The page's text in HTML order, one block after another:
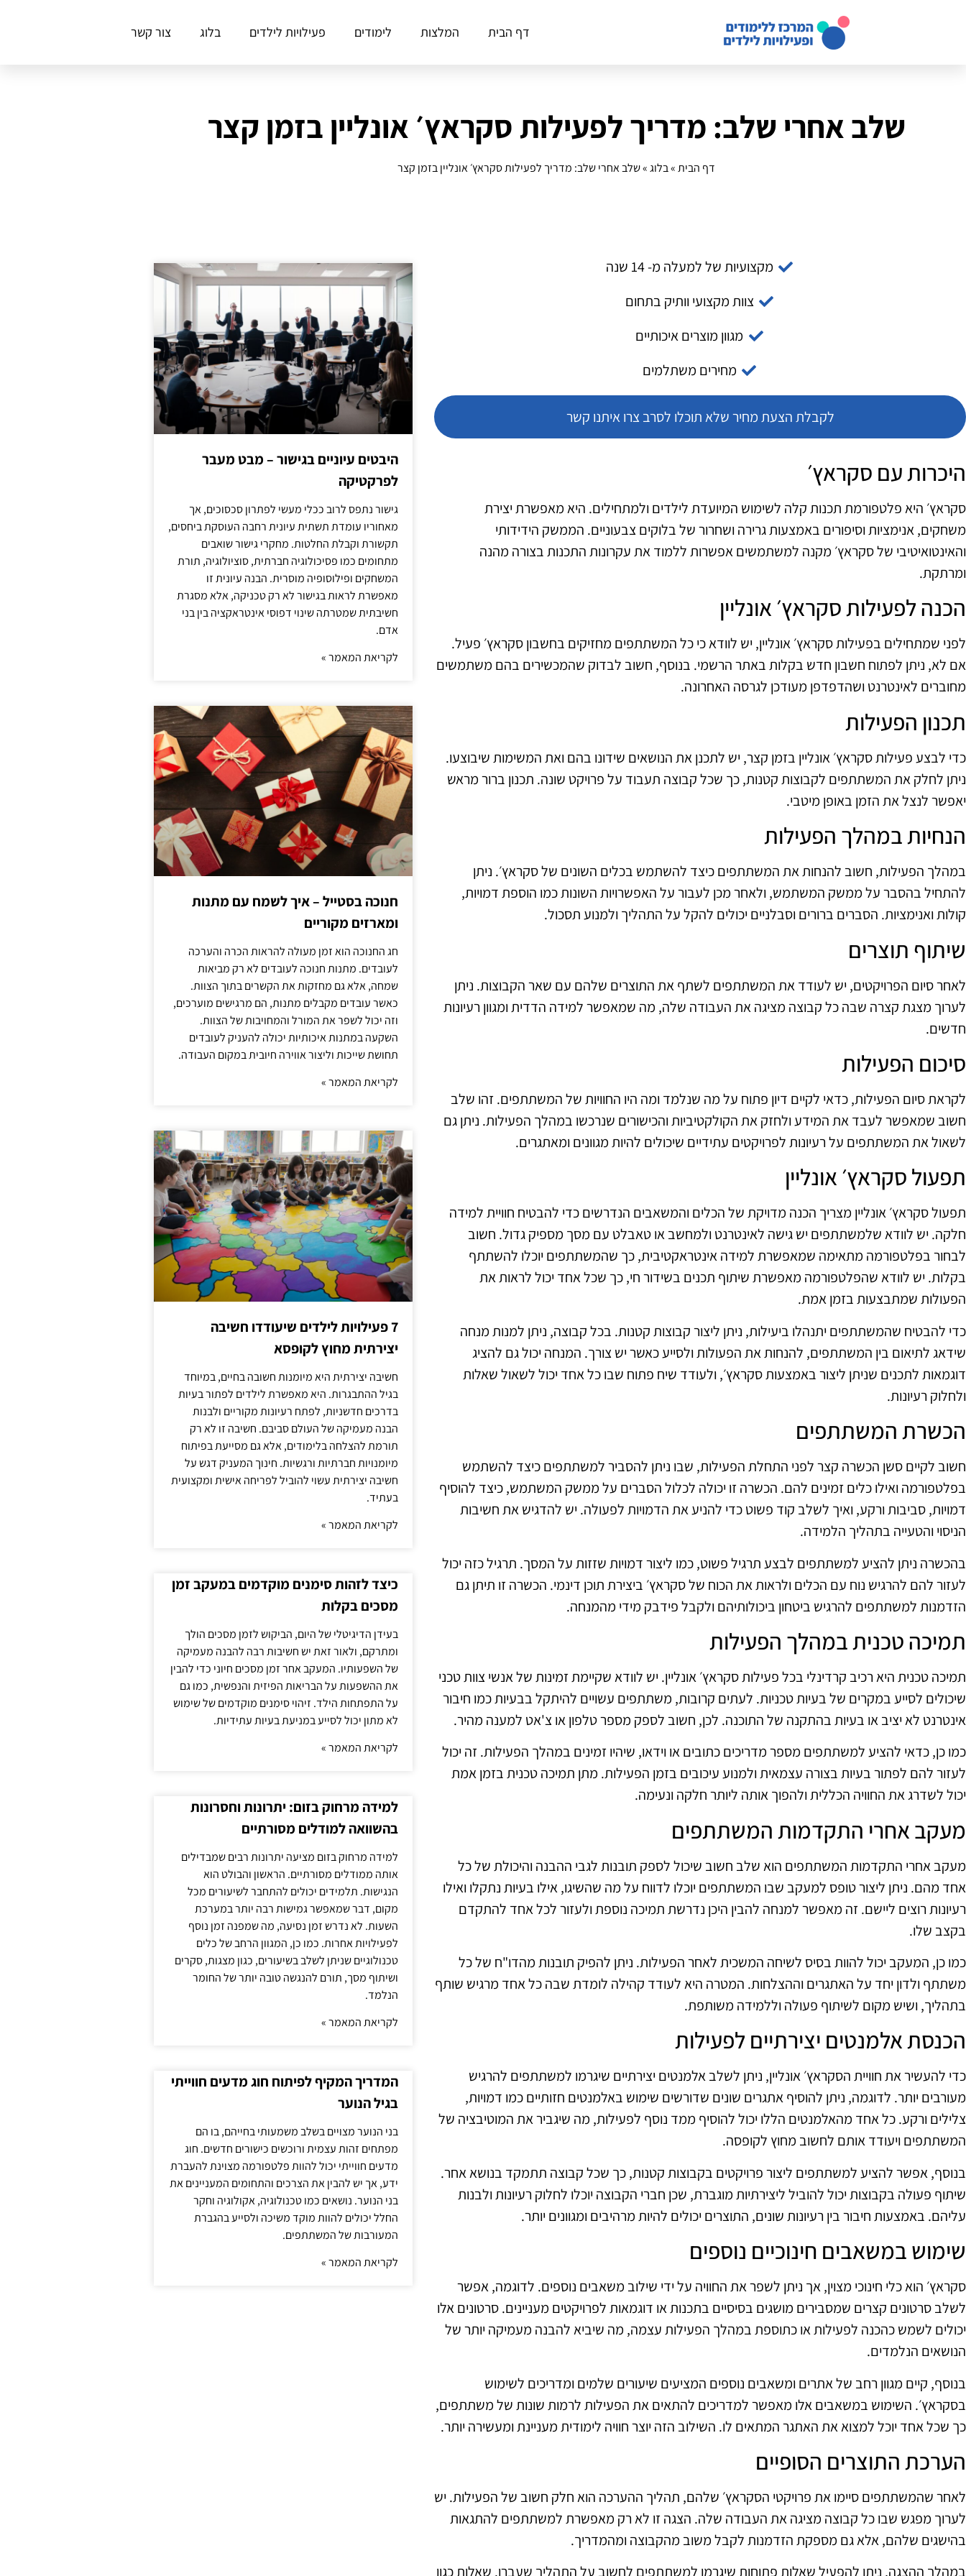
דף הבית המלצות לימודים פעילויות לילדים בלוג צור קשר
שלב אחרי שלב: מדריך לפעילות סקראץ׳ אונליין בזמן קצר
דף הבית»בלוג»שלב אחרי שלב: מדריך לפעילות סקראץ׳ אונליין בזמן קצר
מקצועיות של למעלה מ- 14 שנה
צוות מקצועי וותיק בתחום
מגוון מוצרים איכותיים
מחירים משתלמים
לקבלת הצעת מחיר שלא תוכלו לסרב צרו איתנו קשר
היכרות עם סקראץ׳
סקראץ׳ היא פלטפורמת תכנות קלה לשימוש המיועדת לילדים ולמתחילים. היא מאפשרת יצירת
משחקים, אנימציות וסיפורים באמצעות גרירה ושחרור של בלוקים צבעוניים. הממשק הידידותי
והאינטואיטיבי של סקראץ׳ מקנה למשתמשים אפשרות ללמוד את עקרונות התכנות בצורה מהנה
ומרתקת.
הכנה לפעילות סקראץ׳ אונליין
לפני שמתחילים בפעילות סקראץ׳ אונליין, יש לוודא כי כל המשתתפים מחזיקים בחשבון סקראץ׳ פעיל.
אם לא, ניתן לפתוח חשבון חדש בקלות באתר הרשמי. בנוסף, חשוב לבדוק שהמכשירים בהם משתמשים
מחוברים לאינטרנט ושהדפדפן מעודכן לגרסה האחרונה.
תכנון הפעילות
כדי לבצע פעילות סקראץ׳ אונליין בזמן קצר, יש לתכנן את הנושאים שידונו בהם ואת המשימות שיבוצעו.
ניתן לחלק את המשתתפים לקבוצות קטנות, כך שכל קבוצה תעבוד על פרויקט שונה. תכנון ברור מראש
יאפשר לנצל את הזמן באופן מיטבי.
הנחיות במהלך הפעילות
במהלך הפעילות, חשוב להנחות את המשתתפים כיצד להשתמש בכלים השונים של סקראץ׳. ניתן
להתחיל בהסבר על ממשק המשתמש, ולאחר מכן לעבור על האפשרויות השונות כמו הוספת דמויות,
קולות ואנימציות. הסברים ברורים וסבלניים יכולים להקל על התהליך ולמנוע תסכול.
שיתוף תוצרים
לאחר סיום הפרויקטים, יש לעודד את המשתתפים לשתף את התוצרים שלהם עם שאר הקבוצות. ניתן
לערוך מצגת קצרה שבה כל קבוצה מציגה את העבודה שלה, מה שמאפשר למידה הדדית ומגוון רעיונות
חדשים.
סיכום הפעילות
לקראת סיום הפעילות, כדאי לקיים דיון פתוח על מה שנלמד ומה היו החוויות של המשתתפים. זהו שלב
חשוב שמאפשר לעבד את המידע ולחזק את הקולקטיביות והכישורים שנרכשו במהלך הפעילות. ניתן גם
לשאול את המשתתפים על רעיונות לפרויקטים עתידיים שיכולים להיות מגוונים ומאתגרים.
תפעול סקראץ׳ אונליין
תפעול סקראץ׳ אונליין מצריך הכנה מדויקת של הכלים והמשאבים הנדרשים כדי להבטיח חוויית למידה
חלקה. יש לוודא שלמשתתפים יש גישה לאינטרנט ולמחשב או טאבלט עם מסך מספיק גדול. חשוב
לבחור בפלטפורמה מתאימה שמאפשרת למידה אינטראקטיבית, כך שהמשתתפים יוכלו להשתתף
בקלות. יש לוודא שהפלטפורמה מאפשרת שיתוף תכנים בשידור חי, כך שכל אחד יכול לראות את
הפעולות שמתבצעות בזמן אמת.
כדי להבטיח שהמשתתפים יתנהלו ביעילות, ניתן ליצור קבוצות קטנות. בכל קבוצה, ניתן למנות מנחה
שידאג לתיאום בין המשתתפים, להנחות את הפעולות ולסייע כאשר יש צורך. המנחה יכול גם להציג
דוגמאות לתכנים שניתן ליצור באמצעות סקראץ׳, ולעודד שיח פתוח שבו כל אחד יכול לשאול שאלות
ולחלוק רעיונות.
הכשרת המשתתפים
חשוב לקיים סשן הכשרה קצר לפני התחלת הפעילות, שבו ניתן להסביר למשתתפים כיצד להשתמש
בפלטפורמה ואילו כלים זמינים להם. הכשרה זו יכולה לכלול הסברים על ממשק המשתמש, כיצד להוסיף
דמויות, סביבות ורקע, ואיך לשלב קוד פשוט כדי להניע את הדמויות לפעולה. יש להדגיש את חשיבות
הניסוי והטעייה בתהליך הלמידה.
בהכשרה ניתן להציע למשתתפים לבצע תרגיל פשוט, כמו ליצור דמויות שזזות על המסך. תרגיל כזה יכול
לעזור להם להרגיש נוח עם הכלים ולראות את הכוח של סקראץ׳ ביצירת תוכן דינמי. הכשרה זו תיתן גם
הזדמנות למשתתפים להרגיש ביטחון ביכולותיהם ולקבל פידבק מידי מהמנחה.
תמיכה טכנית במהלך הפעילות
תמיכה טכנית היא רכיב קרדינלי בכל פעילות סקראץ׳ אונליין. יש לוודא שקיימת זמינות של אנשי צוות טכני
שיכולים לסייע במקרים של בעיות טכניות. לעתים קרובות, משתתפים עשויים להיתקל בבעיות כמו חיבור
אינטרנט לא יציב או בעיות בהתקנה של התוכנה. לכן, חשוב לספק מספר טלפון או צ'אט למענה מהיר.
כמו כן, כדאי להציע למשתתפים מספר מדריכים כתובים או וידאו, שיהיו זמינים במהלך הפעילות. זה יכול
לעזור להם לפתור בעיות בצורה עצמאית ולמנוע עיכובים בזמן הפעילות. מתן תמיכה טכנית בזמן אמת
יכול לשדרג את החוויה הכללית ולהפוך אותה ליותר חלקה ונעימה.
מעקב אחרי התקדמות המשתתפים
מעקב אחרי התקדמות המשתתפים הוא שלב חשוב שיכול לספק תובנות לגבי ההבנה והיכולת של כל
אחד מהם. ניתן ליצור טופס למעקב שבו המשתתפים יוכלו לדווח על מה שהשיגו, אילו בעיות נתקלו ואילו
רעיונות רוצים ליישם. זה מאפשר למנחה להבין היכן נדרשת תמיכה נוספת ולעזור לכל אחד להתקדם
בקצב שלו.
כמו כן, המעקב יכול להוות בסיס לשיחה המשכית לאחר הפעילות. ניתן להפיק תובנות מהדו"ח של כל
משתתף ולדון יחד על האתגרים וההצלחות. המטרה היא לעודד קהילה לומדת שבה כל אחד מרגיש שותף
בתהליך, ושיש מקום לשיתוף פעולה וללמידה משותפת.
הכנסת אלמנטים יצירתיים לפעילות
כדי להעשיר את חוויית הסקראץ׳ אונליין, ניתן לשלב אלמנטים יצירתיים שיגרמו למשתתפים להרגיש
מעורבים יותר. לדוגמה, ניתן להוסיף אתגרים שונים שדורשים שימוש באלמנטים חזותיים כמו דמויות,
צלילים ורקע. כל אחד מהאלמנטים הללו יכול להוסיף ממד נוסף לפעילות, מה שיגביר את המוטיבציה של
המשתתפים ויעודד אותם לחשוב מחוץ לקופסה.
בנוסף, אפשר להציע למשתתפים ליצור פרויקטים בקבוצות קטנות, כך שכל קבוצה תתמקד בנושא אחר.
שיתוף פעולה בקבוצות יכול להוביל ליצירתיות מוגברת, שכן חברי הקבוצה יוכלו לחלוק רעיונות ולבנות
עליהם. באמצעות חיבור בין רעיונות שונים, התוצרים יכולים להיות מרהיבים ומגוונים יותר.
שימוש במשאבים חינוכיים נוספים
סקראץ׳ הוא כלי חינוכי מצוין, אך ניתן לשפר את החוויה על ידי שילוב משאבים נוספים. לדוגמה, אפשר
לשלב סרטונים קצרים שמסבירים מושגים בסיסיים בתכנות או דוגמאות לפרויקטים מעניינים. סרטונים אלו
יכולים לשמש כהכנה לפעילות או כתוספת במהלך הפעילות עצמה, מה שיביא להבנה מעמיקה יותר של
הנושאים הנלמדים.
בנוסף, קיים מגוון רחב של אתרים ומשאבים נוספים המציעים שיעורים שלמים ומדריכים לשימוש
בסקראץ׳. השימוש במשאבים אלו מאפשר למדריכים להתאים את הפעילות לרמות שונות של משתתפים,
כך שכל אחד יוכל למצוא את האתגר המתאים לו. השילוב הזה יוצר חוויה לימודית מעניינת ומעשירה יותר.
הערכת התוצרים הסופיים
לאחר שהמשתתפים סיימו את פרויקטי הסקראץ׳ שלהם, תהליך ההערכה הוא חלק חשוב של הפעילות. יש
לערוך מפגש שבו כל קבוצה מציגה את העבודה שלה. הצגה זו לא רק מאפשרת למשתתפים להתגאות
בהישגים שלהם, אלא גם מספקת הזדמנות לקבל משוב מהקבוצה ומהמדריך.
במהלך ההצגה, ניתן להפעיל שאלות פתוחות שיגרמו למשתתפים לחשוב על התהליך שעברו. שאלות כגון
היבטים עיוניים בגישור – מבט מעבר
לפרקטיקה
גישור נתפס לרוב ככלי מעשי לפתרון סכסוכים, אך
מאחוריו עומדת תשתית עיונית רחבה העוסקת ביחסים,
תקשורת וקבלת החלטות. מחקרי גישור שואבים
מתחומים כמו פסיכולוגיה חברתית, סוציולוגיה, תורת
המשחקים ופילוסופיה מוסרית. הבנה עיונית זו
מאפשרת לראות בגישור לא רק טכניקה, אלא מסגרת
חשיבתית שמטרתה שינוי דפוסי אינטראקציה בין בני
אדם.
לקריאת המאמר »
חנוכה בסטייל – איך לשמח עם מתנות
ומארזים מקוריים
חג החנוכה הוא זמן מעולה להראות הכרה והערכה
לעובדים. מתנות חנוכה לעובדים לא רק מביאות
שמחה, אלא גם מחזקות את הקשרים בתוך הצוות.
כאשר עובדים מקבלים מתנות, הם מרגישים מוערכים,
וזה יכול לשפר את המורל והמחויבות של הצוות.
השקעה במתנות איכותיות יכולה להעניק לעובדים
תחושת שייכות וליצור אווירה חיובית במקום העבודה.
לקריאת המאמר »
7 פעילויות לילדים שיעודדו חשיבה
יצירתית מחוץ לקופסא
חשיבה יצירתית היא מיומנות חשובה בחיים, במיוחד
בגיל ההתבגרות. היא מאפשרת לילדים לפתור בעיות
בדרכים חדשניות, לפתח רעיונות מקוריים ולבנות
הבנה מעמיקה של העולם סביבם. חשיבה זו לא רק
תורמת להצלחה בלימודים, אלא גם מסייעת בפיתוח
מיומנויות חברתיות ורגשיות. חינוך המעניק דגש על
חשיבה יצירתית עשוי להוביל לפריחה אישית ומקצועית
בעתיד.
לקריאת המאמר »
כיצד לזהות סימנים מוקדמים במעקב זמן
מסכים בקלות
בעידן הדיגיטלי של היום, הביקוש לזמן מסכים הולך
ומתרקם, ולאור זאת יש חשיבות רבה להבנה מעמיקה
של השפעותיו. המעקב אחר זמן מסכים חיוני כדי להבין
את ההשפעות על הבריאות הפיזית והנפשית, כמו גם
על התפתחות הילד. זיהוי סימנים מוקדמים של שימוש
לא מתון יכול לסייע במניעת בעיות עתידיות.
לקריאת המאמר »
למידה מרחוק בזום: יתרונות וחסרונות
בהשוואה למודלים מסורתיים
למידה מרחוק בזום מציעה יתרונות רבים שמבדילים
אותה ממודלים מסורתיים. הראשון והבולט הוא
הנגישות. תלמידים יכולים להתחבר לשיעורים מכל
מקום, דבר שמאפשר גמישות רבה יותר במערכת
השעות. לא נדרש זמן נסיעה, מה שמפנה זמן נוסף
לפעילויות אחרות. כמו כן, המגוון הרחב של כלים
טכנולוגיים שניתן לשלב בשיעורים, כגון מצגות, סקרים
ושיתוף מסך, תורם להנגשה טובה יותר של החומר
הנלמד.
לקריאת המאמר »
המדריך המקיף לפיתוח חוג מדעים חווייתי
בגיל הנוער
בני הנוער מצויים בשלב משמעותי בחייהם, בו הם
מפתחים זהות עצמית ורוכשים כישורים חדשים. חוג
מדעים חווייתי יכול להוות פלטפורמה מצוינת להעברת
ידע, אך יש להבין את הצרכים והתחומים המעניינים את
בני הנוער. נושאים כמו טכנולוגיה, אקולוגיה וחקר
החלל יכולים להוות מוקד משיכה ולסייע בהגברת
המעורבות של המשתתפים.
לקריאת המאמר »